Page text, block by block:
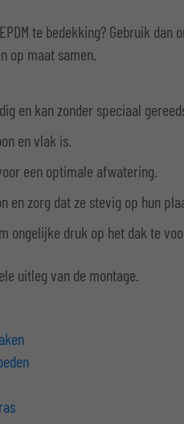
te bedekking? Gebruik dan
op maat samen.
en kan zonder speciaal
en vlak is.
een optimale afwatering.
en zorg dat ze stevig op hun
ongelijke druk op het dak te
uitleg van de montage.